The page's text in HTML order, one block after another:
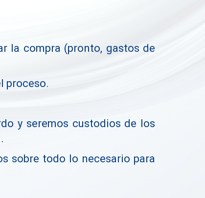
la compra (pronto, gastos de
proceso.
y seremos custodios de los
sobre todo lo necesario para